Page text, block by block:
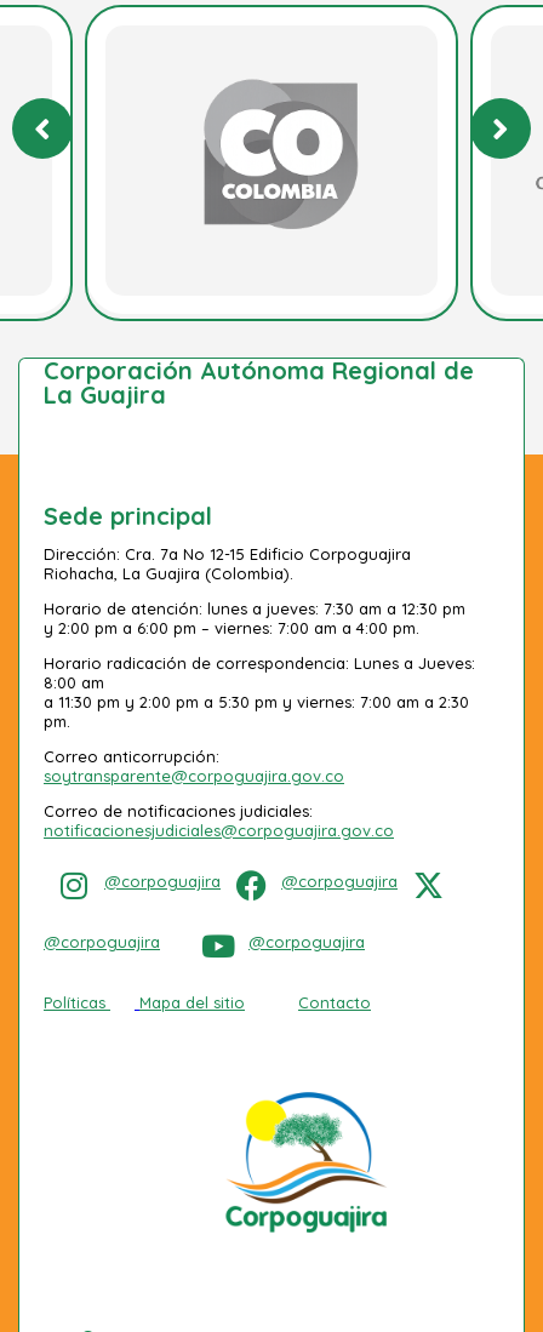
Corporación Autónoma Regional de
La Guajira
Sede principal
Dirección: Cra. 7a No 12-15 Edificio Corpoguajira
Riohacha, La Guajira (Colombia).
Horario de atención: lunes a jueves: 7:30 am a 12:30 pm
y 2:00 pm a 6:00 pm – viernes: 7:00 am a 4:00 pm.
Horario radicación de correspondencia: Lunes a Jueves:
8:00 am
a 11:30 pm y 2:00 pm a 5:30 pm y viernes: 7:00 am a 2:30
pm.
Correo anticorrupción:
soytransparente@corpoguajira.gov.co
Correo de notificaciones judiciales:
notificacionesjudiciales@corpoguajira.gov.co
@corpoguajira @corpoguajira
@corpoguajira @corpoguajira
Políticas Mapa del sitio Contacto